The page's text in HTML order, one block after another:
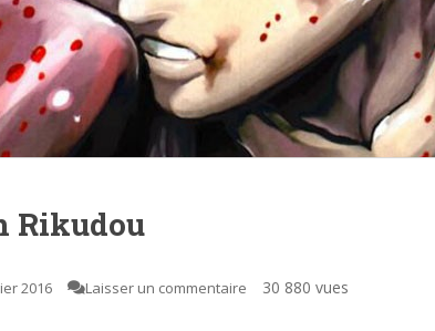
Rikudou
2016 Laisser un commentaire 30 880 vues